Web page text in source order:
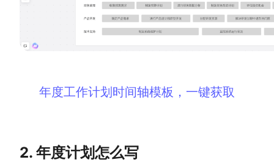
AI生成价值链
数据分析与策略
AI生成Smart分析
AI生成4P营销理论模型
AI生成图片
年度工作计划时间轴模板，一键获取
2. 年度计划怎么写